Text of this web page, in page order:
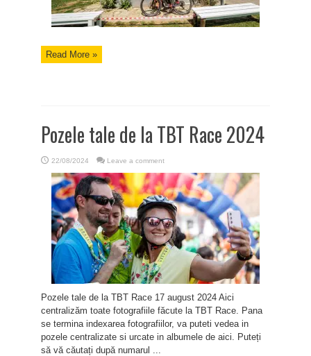
Read More »
Pozele tale de la TBT Race 2024
22/08/2024 Leave a comment
Pozele tale de la TBT Race 17 august 2024 Aici
centralizăm toate fotografiile făcute la TBT Race. Pana
se termina indexarea fotografiilor, va puteti vedea in
pozele centralizate si urcate in albumele de aici. Puteți
să vă căutați după numarul ...